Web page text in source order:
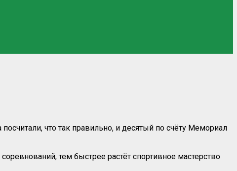
что так правильно, и десятый по счёту Мемориал
тем быстрее растёт спортивное мастерство